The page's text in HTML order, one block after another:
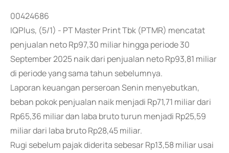
00424686
IQPlus, (5/1) - PT Master Print Tbk (PTMR) mencatat
penjualan neto Rp97,30 miliar hingga periode 30
September 2025 naik dari penjualan neto Rp93,81 miliar
di periode yang sama tahun sebelumnya.
Laporan keuangan perseroan Senin menyebutkan,
beban pokok penjualan naik menjadi Rp71,71 miliar dari
Rp65,36 miliar dan laba bruto turun menjadi Rp25,59
miliar dari laba bruto Rp28,45 miliar.
Rugi sebelum pajak diderita sebesar Rp13,58 miliar usai